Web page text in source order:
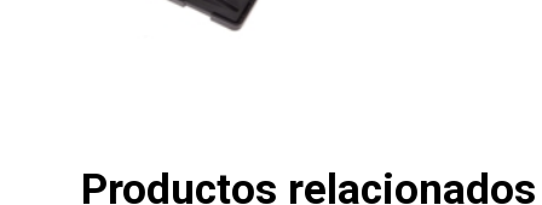
Productos relacionados